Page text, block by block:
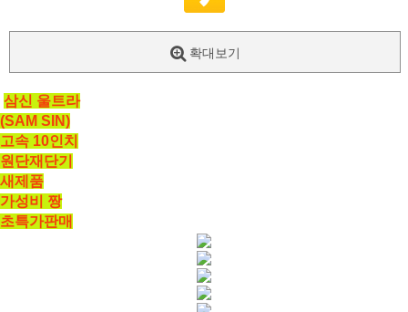
확대보기
삼신 울트라
(SAM SIN)
고속 10인치
원단재단기
새제품
가성비 짱
초특가판매